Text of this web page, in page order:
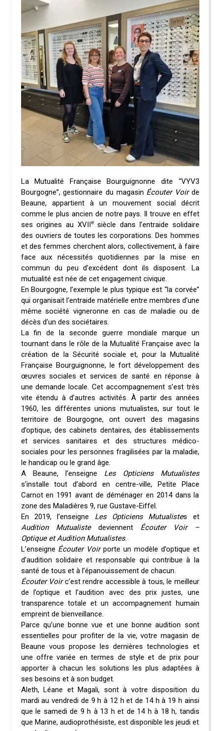
La Mutualité Française Bourguignonne dite “VYV3
Bourgogne”, gestionnaire du magasin Écouter Voirde
Beaune, appartient à un mouvement social décrit
comme le plus ancien de notre pays. Il trouve en effet
ses origines au XVIIesiècle dans l’entraide solidaire
des ouvriers de toutes les corporations. Des hommes
et des femmes cherchent alors, collectivement, à faire
face aux nécessités quotidiennes par la mise en
commun du peu d’excédent dont ils disposent. La
mutualité est née de cet engagement civique.
En Bourgogne, l’exemple le plus typique est “la corvée”
qui organisait l’entraide matérielle entre membres d’une
même société vigneronne en cas de maladie ou de
décès d’un des sociétaires.
La fin de la seconde guerre mondiale marque un
tournant dans le rôle de la Mutualité Française avec la
création de la Sécurité sociale et, pour la Mutualité
Française Bourguignonne, le fort développement des
œuvres sociales et services de santé en réponse à
une demande locale. Cet accompagnement s’est très
vite étendu à d’autres activités. À partir des années
1960, les différentes unions mutualistes, sur tout le
territoire de Bourgogne, ont ouvert des magasins
d’optique, des cabinets dentaires, des établissements
et services sanitaires et des structures médico-
sociales pour les personnes fragilisées par la maladie,
le handicap ou le grand âge.
A Beaune, l’enseigne Les Opticiens Mutualistes
s’installe tout d’abord en centre-ville, Petite Place
Carnot en 1991 avant de déménager en 2014 dans la
zone des Maladières 9, rue Gustave-Eiffel.
En 2019, l’enseigne Les Opticiens Mutualistes et
Audition Mutualistedeviennent Écouter Voir –
Optique et Audition Mutualistes.
L’enseigne Écouter Voirporte un modèle d’optique et
d’audition solidaire et responsable qui contribue à la
santé de tous et à l’épanouissement de chacun.
Écouter Voirc’est rendre accessible à tous, le meilleur
de l’optique et l’audition avec des prix justes, une
transparence totale et un accompagnement humain
empreint de bienveillance.
Parce qu’une bonne vue et une bonne audition sont
essentielles pour profiter de la vie, votre magasin de
Beaune vous propose les dernières technologies et
une offre variée en termes de style et de prix pour
apporter à chacun les solutions les plus adaptées à
ses besoins et à son budget.
Aleth, Léane et Magali, sont à votre disposition du
mardi au vendredi de 9 h à 12 h et de 14 h à 19 h ainsi
que le samedi de 9 h à 13 h et de 14 h à 18 h, tandis
que Marine, audioprothésiste, est disponible les jeudi et